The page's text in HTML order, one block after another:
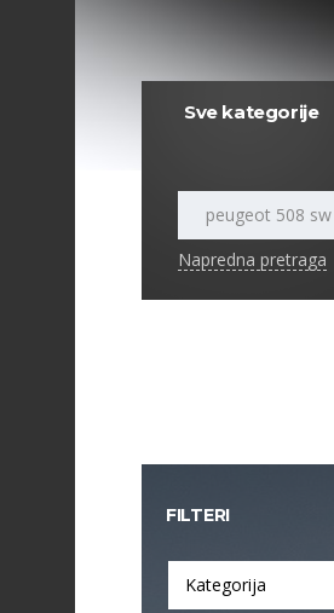
Sve kategorije
Napredna pretraga
FILTERI
Kategorija